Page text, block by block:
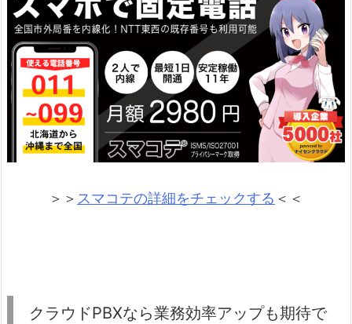
＞＞ スマコテの詳細をチェックする ＜＜
クラウドPBXなら業務効率アップも期待で